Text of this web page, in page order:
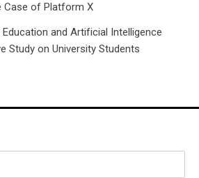
Case of Platform X
and Artificial Intelligence
Study on University Students